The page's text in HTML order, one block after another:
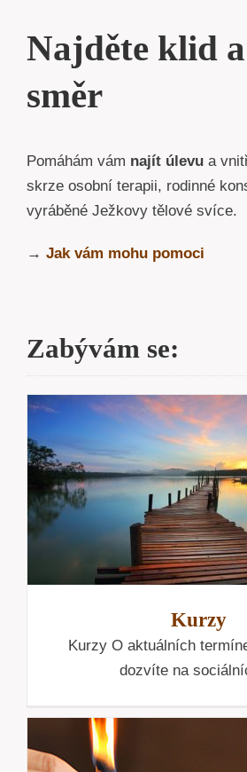
Najděte klid
směr
Pomáhám vám najít úlevu a
skrze osobní terapii, rodinné
vyráběné Ježkovy tělové svíce.
→ Jak vám mohu pomoci
Zabývám se:
Kurzy
Kurzy O aktuálních
dozvíte na